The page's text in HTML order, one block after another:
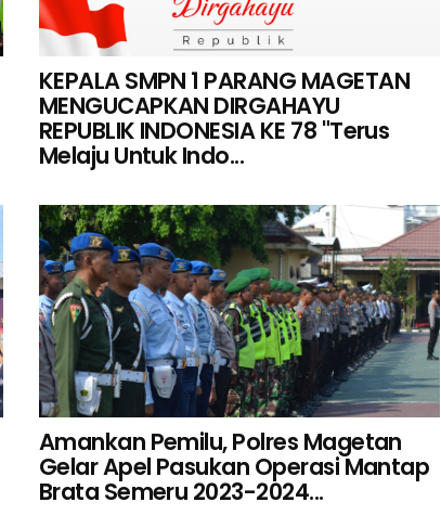
KEPALA SMPN 1 PARANG MAGETAN
MENGUCAPKAN DIRGAHAYU
REPUBLIK INDONESIA KE 78 "Terus
Melaju Untuk Indo...
Amankan Pemilu, Polres Magetan
Gelar Apel Pasukan Operasi Mantap
Brata Semeru 2023-2024...